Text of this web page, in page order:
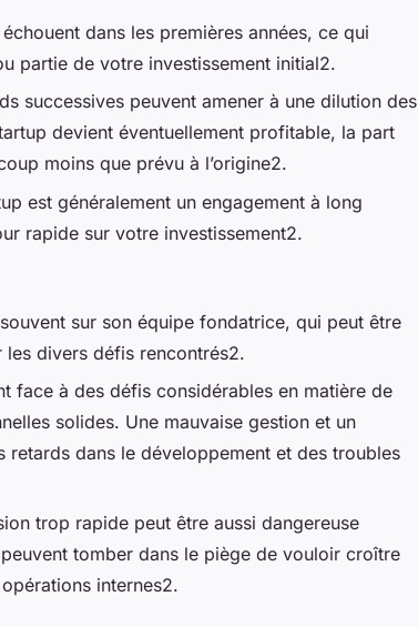
dans les premières années, ce qui
partie de votre investissement initial2.
successives peuvent amener à une dilution des
devient éventuellement profitable, la part
moins que prévu à l’origine2.
est généralement un engagement à long
rapide sur votre investissement2.
sur son équipe fondatrice, qui peut être
divers défis rencontrés2.
face à des défis considérables en matière de
solides. Une mauvaise gestion et un
retards dans le développement et des troubles
trop rapide peut être aussi dangereuse
tomber dans le piège de vouloir croître
internes2.